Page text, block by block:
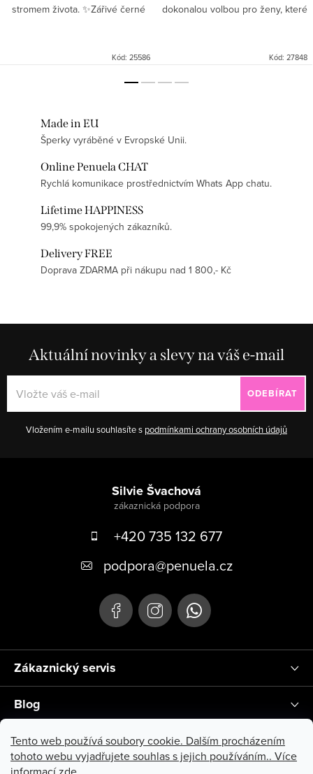
Tento web používá soubory cookie. Dalším procházením
tohoto webu vyjadřujete souhlas s jejich používáním.. Více
stromem života. ✨Zářivé černé
růžovým zlatem 💗...
Kód: 25586
dokonalou volbou pro ženy, které
stříbra a teplého odstínu...
Kód: 27848
Made in EU
Šperky vyráběné v Evropské Unii.
Online Penuela CHAT
Rychlá komunikace prostřednictvím Whats App chatu.
Lifetime HAPPINESS
99,9% spokojených zákazníků.
Delivery FREE
Doprava ZDARMA při nákupu nad 1 800,- Kč
Aktuální novinky a slevy na váš e-mail
Vložením e-mailu souhlasíte s podmínkami ochrany osobních údajů
ODEBÍRAT
Silvie Švachová
+420 735 132 677
podpora@penuela.cz
Zákaznický servis
Blog
Instagram